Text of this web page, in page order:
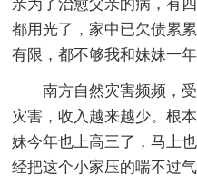
亲为了治愈父亲的病，有
都用光了，家中已欠债累
有限，都不够我和妹妹一年
南方自然灾害频频，
灾害，收入越来越少。根
妹今年也上高三了，马上
经把这个小家压的喘不过